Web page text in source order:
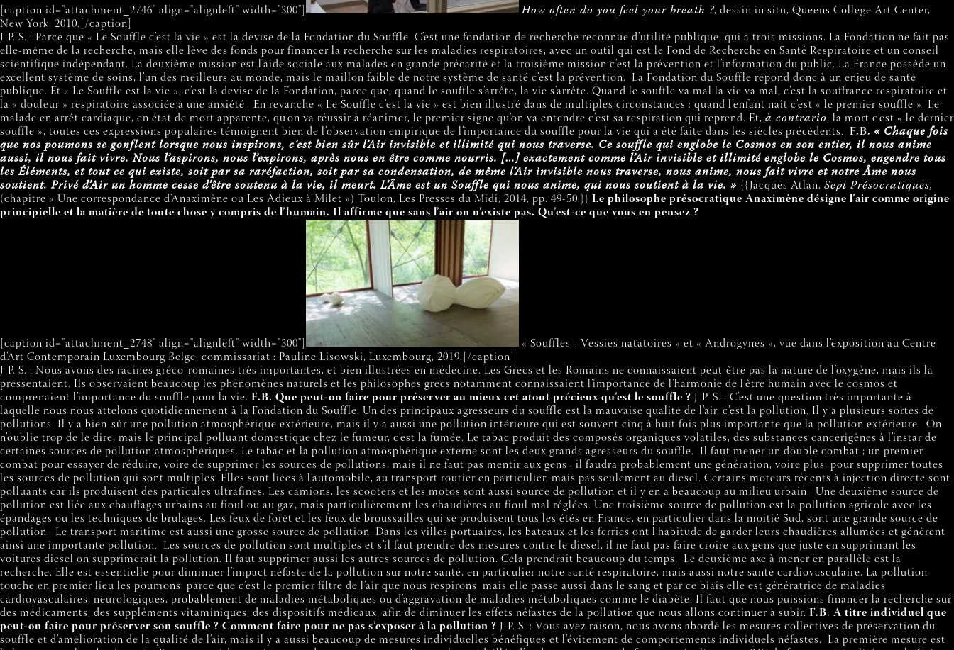
[caption id="attachment_2746" align="alignleft" width="300"] How often do you feel your breath ?, dessin in situ, Queens College Art Center,
New York, 2010.[/caption]
J-P. S. : Parce que « Le Souffle c’est la vie » est la devise de la Fondation du Souffle. C’est une fondation de recherche reconnue d’utilité publique, qui a trois missions. La Fondation ne fait pas
elle-même de la recherche, mais elle lève des fonds pour financer la recherche sur les maladies respiratoires, avec un outil qui est le Fond de Recherche en Santé Respiratoire et un conseil
scientifique indépendant. La deuxième mission est l’aide sociale aux malades en grande précarité et la troisième mission c’est la prévention et l’information du public. La France possède un
excellent système de soins, l’un des meilleurs au monde, mais le maillon faible de notre système de santé c’est la prévention.
La Fondation du Souffle répond donc à un enjeu de santé
publique. Et « Le Souffle est la vie », c’est la devise de la Fondation, parce que, quand le souffle s’arrête, la vie s’arrête. Quand le souffle va mal la vie va mal, c’est la souffrance respiratoire et
la « douleur » respiratoire associée à une anxiété.
En revanche « Le Souffle c’est la vie » est bien illustré dans de multiples circonstances : quand l’enfant naît c’est « le premier souffle ». Le
malade en arrêt cardiaque, en état de mort apparente, qu’on va réussir à réanimer, le premier signe qu’on va entendre c’est sa respiration qui reprend. Et, à contrario, la mort c’est « le dernier
souffle », toutes ces expressions populaires témoignent bien de l’observation empirique de l’importance du souffle pour la vie qui a été faite dans les siècles précédents.
F.B. « Chaque fois
que nos poumons se gonflent lorsque nous inspirons, c’est bien sûr l’Air invisible et illimité qui nous traverse. Ce souffle qui englobe le Cosmos en son entier, il nous anime
aussi, il nous fait vivre. Nous l’aspirons, nous l’expirons, après nous en être comme nourris. […] exactement comme l’Air invisible et illimité englobe le Cosmos, engendre tous
les Éléments, et tout ce qui existe, soit par sa raréfaction, soit par sa condensation, de même l’Air invisible nous traverse, nous anime, nous fait vivre et notre Âme nous
soutient. Privé d’Air un homme cesse d’être soutenu à la vie, il meurt. L’Âme est un Souffle qui nous anime, qui nous soutient à la vie. » {{Jacques Atlan, Sept Présocratiques,
(chapitre « Une correspondance d’Anaximène ou Les Adieux à Milet ») Toulon, Les Presses du Midi, 2014, pp. 49-50.}} Le philosophe présocratique Anaximène désigne l’air comme origine
principielle et la matière de toute chose y compris de l’humain. Il affirme que sans l’air on n’existe pas. Qu’est-ce que vous en pensez ?
[caption id="attachment_2748" align="alignleft" width="300"]
« Souffles - Vessies natatoires » et « Androgynes », vue dans l’exposition au Centre
d’Art Contemporain Luxembourg Belge, commissariat : Pauline Lisowski, Luxembourg, 2019.[/caption]
J-P. S. : Nous avons des racines gréco-romaines très importantes, et bien illustrées en médecine. Les Grecs et les Romains ne connaissaient peut-être pas la nature de l’oxygène, mais ils la
pressentaient. Ils observaient beaucoup les phénomènes naturels et les philosophes grecs notamment connaissaient l’importance de l’harmonie de l’être humain avec le cosmos et
comprenaient l’importance du souffle pour la vie. F.B. Que peut-on faire pour préserver au mieux cet atout précieux qu’est le souffle ? J-P. S. : C’est une question très importante à
laquelle nous nous attelons quotidiennement à la Fondation du Souffle. Un des principaux agresseurs du souffle est la mauvaise qualité de l’air, c’est la pollution. Il y a plusieurs sortes de
pollutions. Il y a bien-sûr une pollution atmosphérique extérieure, mais il y a aussi une pollution intérieure qui est souvent cinq à huit fois plus importante que la pollution extérieure.
On
n’oublie trop de le dire, mais le principal polluant domestique chez le fumeur, c’est la fumée. Le tabac produit des composés organiques volatiles, des substances cancérigènes à l’instar de
certaines sources de pollution atmosphériques. Le tabac et la pollution atmosphérique externe sont les deux grands agresseurs du souffle.
Il faut mener un double combat ; un premier
combat pour essayer de réduire, voire de supprimer les sources de pollutions, mais il ne faut pas mentir aux gens ; il faudra probablement une génération, voire plus, pour supprimer toutes
les sources de pollution qui sont multiples. Elles sont liées à l’automobile, au transport routier en particulier, mais pas seulement au diesel. Certains moteurs récents à injection directe sont
polluants car ils produisent des particules ultrafines. Les camions, les scooters et les motos sont aussi source de pollution et il y en a beaucoup au milieu urbain.
Une deuxième source de
pollution est liée aux chauffages urbains au fioul ou au gaz, mais particulièrement les chaudières au fioul mal réglées. Une troisième source de pollution est la pollution agricole avec les
épandages ou les techniques de brulages. Les feux de forêt et les feux de broussailles qui se produisent tous les étés en France, en particulier dans la moitié Sud, sont une grande source de
pollution.
Le transport maritime est aussi une grosse source de pollution. Dans les villes portuaires, les bateaux et les ferries ont l’habitude de garder leurs chaudières allumées et génèrent
ainsi une importante pollution.
Les sources de pollution sont multiples et s’il faut prendre des mesures contre le diesel, il ne faut pas faire croire aux gens que juste en supprimant les
voitures diesel on supprimerait la pollution. Il faut supprimer aussi les autres sources de pollution. Cela prendrait beaucoup du temps.
Le deuxième axe à mener en parallèle est la
recherche. Elle est essentielle pour diminuer l’impact néfaste de la pollution sur notre santé, en particulier notre santé respiratoire, mais aussi notre santé cardiovasculaire. La pollution
touche en premier lieu les poumons, parce que c’est le premier filtre de l’air que nous respirons, mais elle passe aussi dans le sang et par ce biais elle est génératrice de maladies
cardiovasculaires, neurologiques, probablement de maladies métaboliques ou d’aggravation de maladies métaboliques comme le diabète. Il faut que nous puissions financer la recherche sur
des médicaments, des suppléments vitaminiques, des dispositifs médicaux, afin de diminuer les effets néfastes de la pollution que nous allons continuer à subir. F.B. A titre individuel que
peut-on faire pour préserver son souffle ? Comment faire pour ne pas s’exposer à la pollution ? J-P. S. : Vous avez raison, nous avons abordé les mesures collectives de préservation du
souffle et d’amélioration de la qualité de l’air, mais il y a aussi beaucoup de mesures individuelles bénéfiques et l’évitement de comportements individuels néfastes.
La première mesure est